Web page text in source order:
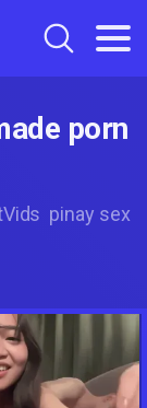
porn
pinay sex